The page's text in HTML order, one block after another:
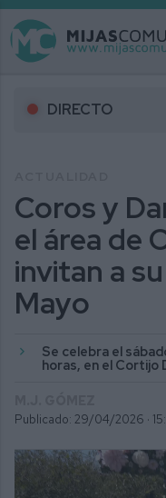
DIRECTO
Coros y
el área de
invitan a
Mayo
Se celebra el
horas, en el Cortijo
Publicado: 29/04/2026 ·